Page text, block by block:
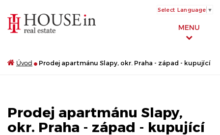
MENU
Select Language ▼
Úvod Prodej apartmánu Slapy, okr. Praha - západ - kupující
Prodej apartmánu Slapy,
okr. Praha - západ - kupující